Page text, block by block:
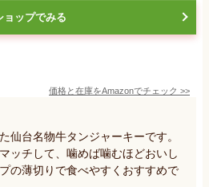
ョップでみる
価格と在庫をAmazonでチェック >>
仙台名物牛タンジャーキーです。
ッチして、噛めば噛むほどおいし
の薄切りで食べやすくおすすめで